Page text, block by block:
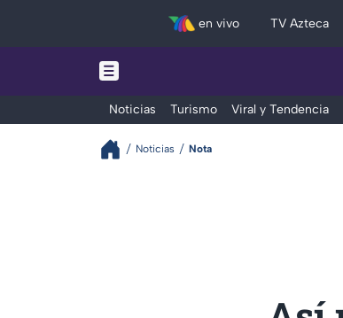
en vivo TV Azteca
Noticias Turismo Viral y Tendencia
Noticias Nota